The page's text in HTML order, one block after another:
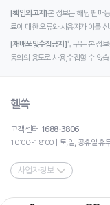
[책임의고지]본 정보는 해당 판매
료에 대한 오류와 사용자가 이를
[재배포및수집금지]누구든 본 정
동외의 용도로 사용,수집할 수 없습
헬쓱
고객센터 1688-3806
10:00~18:00ㅣ토,일, 공휴일 휴
사업자정보